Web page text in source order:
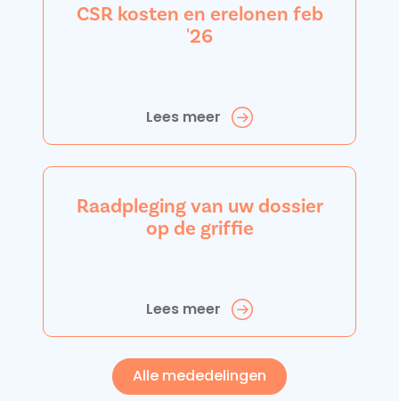
CSR kosten en erelonen feb
'26
Lees meer
Raadpleging van uw dossier
op de griffie
Lees meer
Alle mededelingen